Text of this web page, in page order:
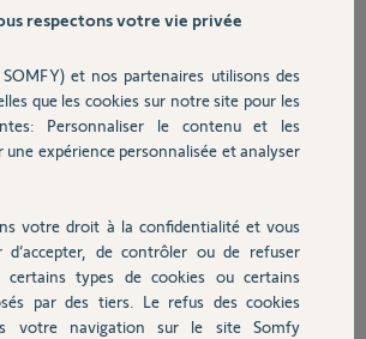
au fil de discussion
600 fonctionne avec des telecommandes RTR et
model de telecommande
telecommandes/portail.html?techn...
respectons votre vie privée
et nos partenaires utilisons des
que les cookies sur notre site pour les
Personnaliser le contenu et les
une expérience personnalisée et analyser
votre droit à la confidentialité et vous
d’accepter, de contrôler ou de refuser
certains types de cookies ou certains
par des tiers. Le refus des cookies
votre navigation sur le site Somfy